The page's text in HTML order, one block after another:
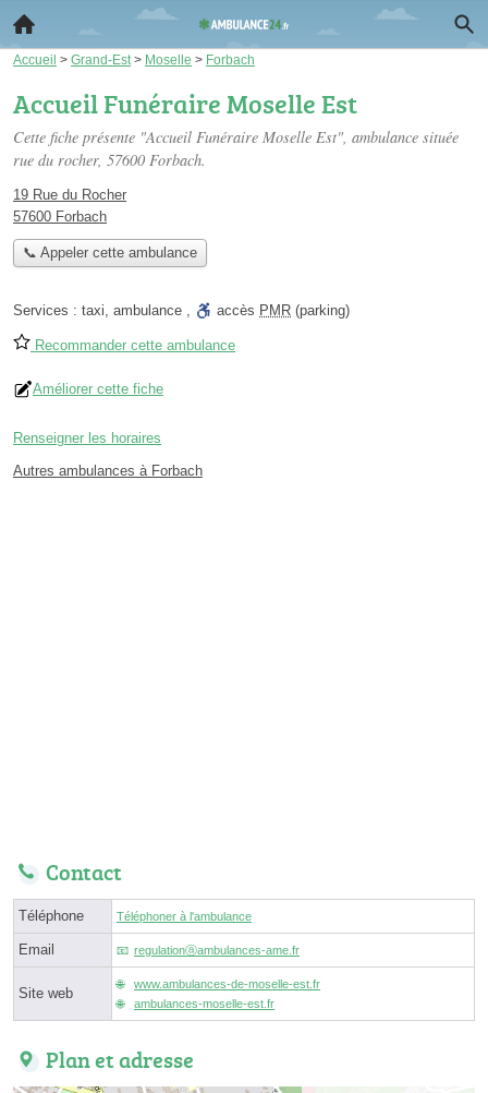
Accueil > Grand-Est > Moselle > Forbach
Accueil Funéraire Moselle Est
Cette fiche présente "Accueil Funéraire Moselle Est", ambulance située
rue du rocher, 57600 Forbach.
19 Rue du Rocher
57600 Forbach
📞 Appeler cette ambulance
Services : taxi, ambulance , accès PMR (parking)
Recommander cette ambulance
Améliorer cette fiche
Renseigner les horaires
Autres ambulances à Forbach
Contact
Téléphone Téléphoner à l'ambulance
Email regulationⓐambulances-ame.fr
Site web
www.ambulances-de-moselle-est.fr
ambulances-moselle-est.fr
Plan et adresse